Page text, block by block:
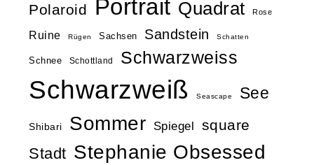
Polaroid Portrait Quadrat Rose
Ruine Rügen Sachsen Sandstein Schatten
Schnee Schottland Schwarzweiss
Schwarzweiß Seascape See
Shibari Sommer Spiegel square
Stadt Stephanie Obsessed